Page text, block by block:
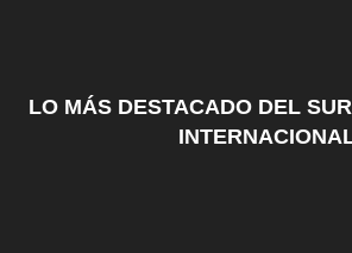
LO MÁS DESTACADO DEL